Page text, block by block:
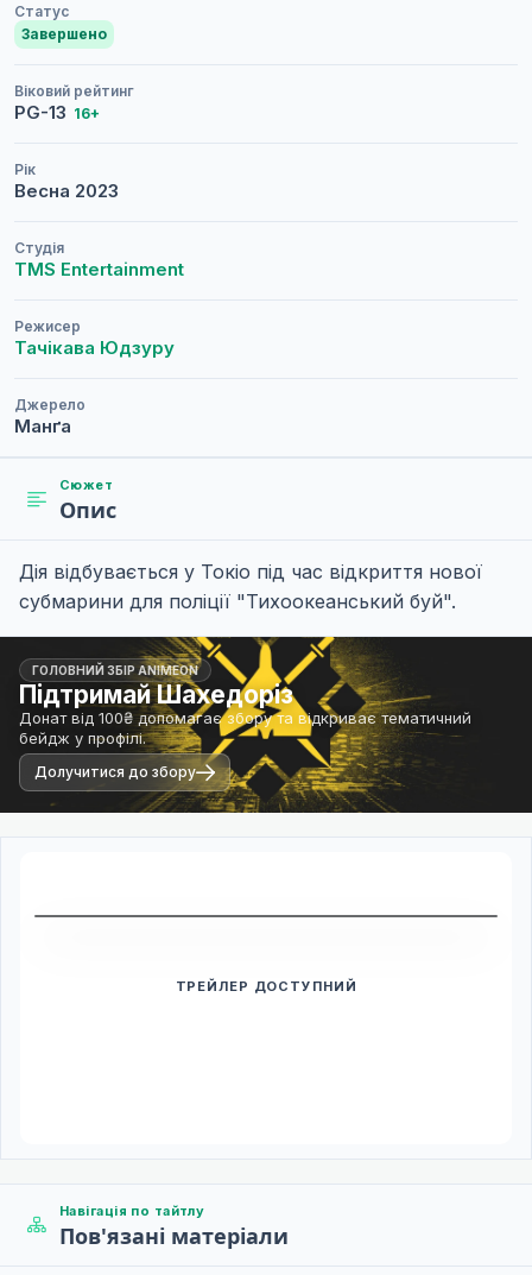
Статус
Завершено
Віковий рейтинг
PG-13 16+
Рік
Весна 2023
Студія
TMS Entertainment
Режисер
Тачікава Юдзуру
Джерело
Манґа
Сюжет
Опис
Дія відбувається у Токіо під час відкриття нової
субмарини для поліції "Тихоокеанський буй".
ГОЛОВНИЙ ЗБІР ANIMEON
Підтримай Шахедоріз
Донат від 100₴ допомагає збору та відкриває тематичний
бейдж у профілі.
Долучитися до збору
ТРЕЙЛЕР ДОСТУПНИЙ
Навігація по тайтлу
Пов'язані матеріали